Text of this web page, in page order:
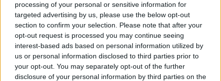
processing of your personal or sensitive information for
targeted advertising by us, please use the below opt-out
section to confirm your selection. Please note that after your
opt-out request is processed you may continue seeing
interest-based ads based on personal information utilized by
us or personal information disclosed to third parties prior to
your opt-out. You may separately opt-out of the further
disclosure of your personal information by third parties on the
Se vuoi leggere le notizie principali della Toscana iscriviti alla
Newsletter QUInews - ToscanaMedia.Arriva gratis tutti i giorni
alle 20:00 direttamente nella tua casella di posta.
Basta cliccareQUI